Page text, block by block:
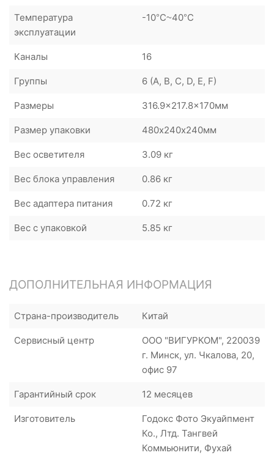
Температура
эксплуатации
-10°C~40°C
Каналы 16
Группы 6 (A, B, C, D, E, F)
Размеры 316.9x217.8x170мм
Размер упаковки 480х240х240мм
Вес осветителя 3.09 кг
Вес блока управления 0.86 кг
Вес адаптера питания 0.72 кг
Вес с упаковкой 5.85 кг
ДОПОЛНИТЕЛЬНАЯ ИНФОРМАЦИЯ
Страна-производитель Китай
Сервисный центр
ООО "ВИГУРКОМ", 220039
г. Минск, ул. Чкалова, 20,
офис 97
Гарантийный срок 12 месяцев
Изготовитель
Годокс Фото Экуайпмент
Ко., Лтд. Тангвей
Коммьюнити, Фухай